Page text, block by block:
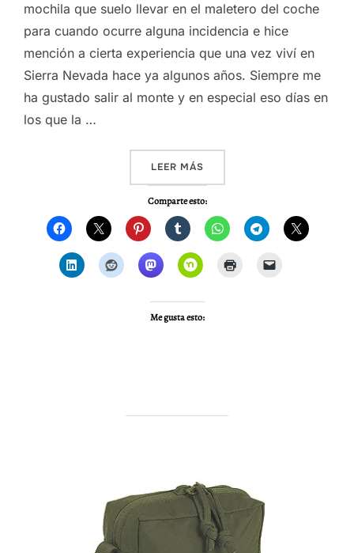
mochila que suelo llevar en el maletero del coche
para cuando ocurre alguna incidencia e hice
mención a cierta experiencia que una vez viví en
Sierra Nevada hace ya algunos años. Siempre me
ha gustado salir al monte y en especial eso días en
los que la …
LEER MÁS«EXPERIENCIAS QUE TE
Comparte esto:
Me gusta esto: